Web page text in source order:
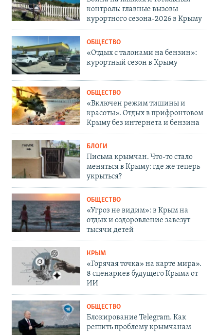
контроль: главные вызовы
курортного сезона-2026 в Крыму
ОБЩЕСТВО
«Отдых с талонами на бензин»:
курортный сезон в Крыму
ОБЩЕСТВО
«Включен режим тишины и
красоты». Отдых в прифронтовом
Крыму без интернета и бензина
БЛОГИ
Письма крымчан. Что-то стало
меняться в Крыму: где же теперь
укрыться?
ОБЩЕСТВО
«Угроз не видим»: в Крым на
отдых и оздоровление завезут
тысячи детей
КРЫМ
«Горячая точка» на карте мира».
8 сценариев будущего Крыма от
ИИ
ОБЩЕСТВО
Блокирование Telegram. Как
решить проблему крымчанам